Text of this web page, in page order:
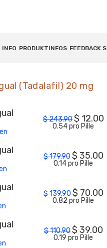
INFO PRODUKTINFOS FEEDBACK
(Tadalafil) 20 mg
$243.90$ 12.00
0.54 pro Pille
$179.90$ 35.00
0.14 pro Pille
$139.90$ 70.00
0.82 pro Pille
$110.90$ 39.00
0.19 pro Pille